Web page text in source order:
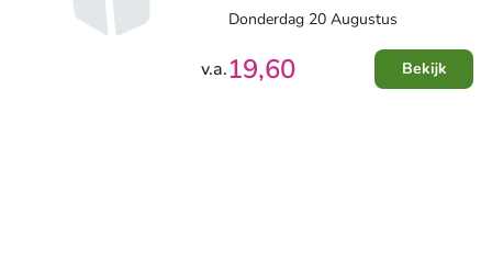
Donderdag 20 Augustus
v.a.19,60 Bekijk